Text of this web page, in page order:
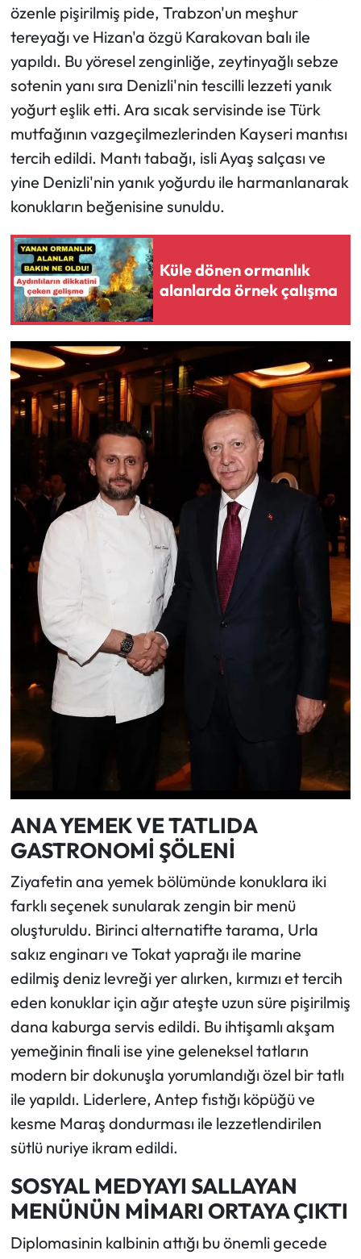
özenle pişirilmiş pide, Trabzon'un meşhur
tereyağı ve Hizan'a özgü Karakovan balı ile
yapıldı. Bu yöresel zenginliğe, zeytinyağlı sebze
sotenin yanı sıra Denizli'nin tescilli lezzeti yanık
yoğurt eşlik etti. Ara sıcak servisinde ise Türk
mutfağının vazgeçilmezlerinden Kayseri mantısı
tercih edildi. Mantı tabağı, isli Ayaş salçası ve
yine Denizli'nin yanık yoğurdu ile harmanlanarak
konukların beğenisine sunuldu.
Küle dönen ormanlık
alanlarda örnek çalışma
ANA YEMEK VE TATLIDA
GASTRONOMİ ŞÖLENİ
Ziyafetin ana yemek bölümünde konuklara iki
farklı seçenek sunularak zengin bir menü
oluşturuldu. Birinci alternatifte tarama, Urla
sakız enginarı ve Tokat yaprağı ile marine
edilmiş deniz levreği yer alırken, kırmızı et tercih
eden konuklar için ağır ateşte uzun süre pişirilmiş
dana kaburga servis edildi. Bu ihtişamlı akşam
yemeğinin finali ise yine geleneksel tatların
modern bir dokunuşla yorumlandığı özel bir tatlı
ile yapıldı. Liderlere, Antep fıstığı köpüğü ve
kesme Maraş dondurması ile lezzetlendirilen
sütlü nuriye ikram edildi.
SOSYAL MEDYAYI SALLAYAN
MENÜNÜN MİMARI ORTAYA ÇIKTI
Diplomasinin kalbinin attığı bu önemli gecede